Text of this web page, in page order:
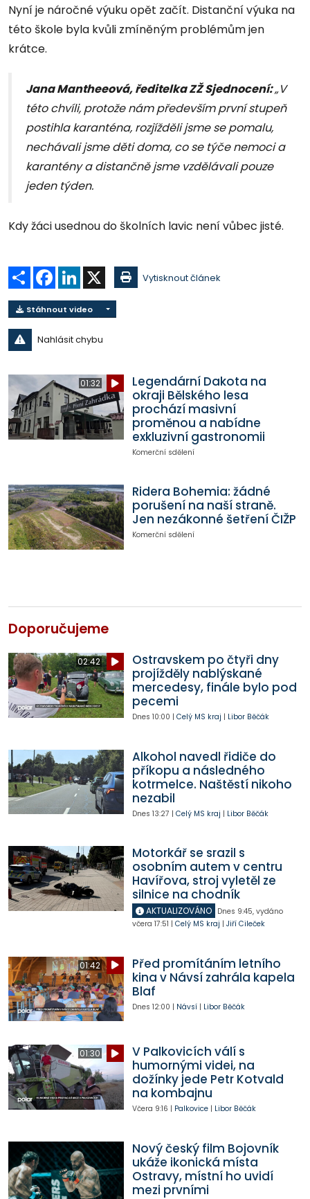
Nyní je náročné výuku opět začít. Distanční výuka na
této škole byla kvůli zmíněným problémům jen
krátce.
Jana Mantheeová, ředitelka ZŽ Sjednocení:„V
této chvíli, protože nám především první stupeň
postihla karanténa, rozjížděli jsme se pomalu,
nechávali jsme děti doma, co se týče nemoci a
karantény a distančně jsme vzdělávali pouze
jeden týden.
Kdy žáci usednou do školních lavic není vůbec jisté.
Sdílet Facebook
LinkedIn Vytisknout článek
Stáhnout video
Nahlásit chybu
01:32
Legendární Dakota na
okraji Bělského lesa
prochází masivní
proměnou a nabídne
exkluzivní gastronomii
Komerční sdělení
Ridera Bohemia: žádné
porušení na naší straně.
Jen nezákonné šetření ČIŽP
Komerční sdělení
Doporučujeme
02:42
Ostravskem po čtyři dny
projížděly nablýskané
mercedesy, finále bylo pod
pecemi
Dnes 10:00 | Celý MS kraj | Libor Běčák
Alkohol navedl řidiče do
příkopu a následného
kotrmelce. Naštěstí nikoho
nezabil
Dnes 13:27 | Celý MS kraj | Libor Běčák
Motorkář se srazil s
osobním autem v centru
Havířova, stroj vyletěl ze
silnice na chodník
AKTUALIZOVÁNO Dnes 9:45, vydáno
včera 17:51 | Celý MS kraj | Jiří Cileček
01:42
Před promítáním letního
kina v Návsí zahrála kapela
Blaf
Dnes 12:00 | Návsí| Libor Běčák
01:30
V Palkovicích válí s
humornými videi, na
dožínky jede Petr Kotvald
na kombajnu
Včera 9:16 | Palkovice| Libor Běčák
Nový český film Bojovník
ukáže ikonická místa
Ostravy, místní ho uvidí
mezi prvními